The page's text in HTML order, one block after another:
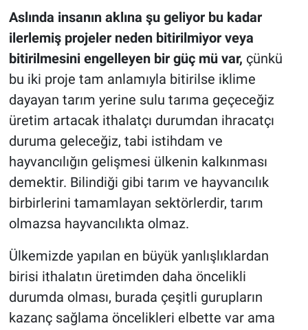
Aslında insanın aklına şu geliyor bu kadar
ilerlemiş projeler neden bitirilmiyor veya
bitirilmesini engelleyen bir güç mü var, çünkü
bu iki proje tam anlamıyla bitirilse iklime
dayayan tarım yerine sulu tarıma geçeceğiz
üretim artacak ithalatçı durumdan ihracatçı
duruma geleceğiz, tabi istihdam ve
hayvancılığın gelişmesi ülkenin kalkınması
demektir. Bilindiği gibi tarım ve hayvancılık
birbirlerini tamamlayan sektörlerdir, tarım
olmazsa hayvancılıkta olmaz.
Ülkemizde yapılan en büyük yanlışlıklardan
birisi ithalatın üretimden daha öncelikli
durumda olması, burada çeşitli gurupların
kazanç sağlama öncelikleri elbette var ama